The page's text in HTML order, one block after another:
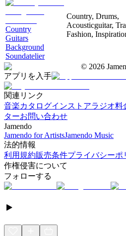
Country
Guitars
Background
Soundatelier
Country, Drums,
Acousticguitar,
Fashion,
© 2026
アプリを入手
関連リンク
音楽カタログインストアラジオ料
ターお問い合わせ
Jamendo
Jamendo for ArtistsJamendo Music
法的情報
利用規約販売条件プライバシーポ
作権侵害について
フォローする